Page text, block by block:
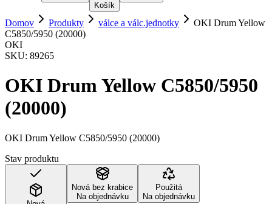
Košík
Domov Produkty válce a válc.jednotky
OKI Drum Yellow
C5850/5950 (20000)
OKI
SKU: 89265
OKI Drum Yellow C5850/5950
(20000)
OKI Drum Yellow C5850/5950 (20000)
Stav produktu
Nová bez krabice
Na objednávku
Použitá
Na objednávku